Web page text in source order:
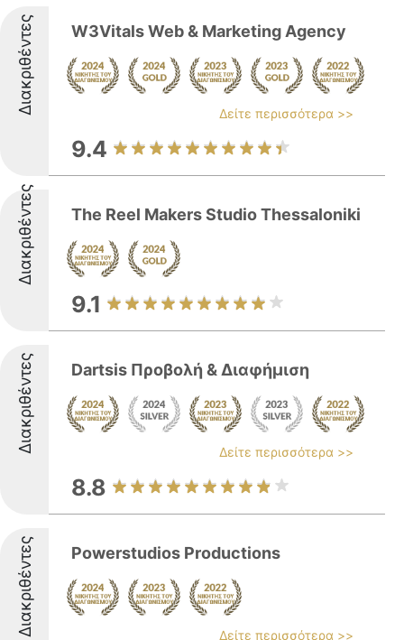
Διακριθέντες W3Vitals Web & Marketing Agency
Δείτε περισσότερα >>
9.4
Διακριθέντες The Reel Makers Studio Thessaloniki
9.1
Διακριθέντες Dartsis Προβολή & Διαφήμιση
Δείτε περισσότερα >>
8.8
Διακριθέντες Powerstudios Productions
Δείτε περισσότερα >>